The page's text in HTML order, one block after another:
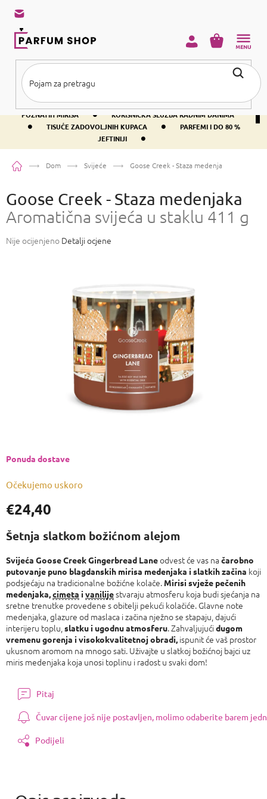
sadržaj
BESPLATNA DOSTAVA IZNAD PRIBLIŽNO 37 € •
400+ SVJETSKI
POZNATIH MIRISA
• KORISNIČKA SLUŽBA RADNIM DANIMA
• TISUĆE ZADOVOLJNIH KUPACA •
PARFEMI I DO 80 %
JEFTINIJI
•
KOŠARICA
PočetnaDom Svijeće Goose Creek - Staza medenjaka
Goose Creek - Staza medenjaka
Aromatična svijeća u staklu 411 g
Prosječna
Nije ocijenjeno Detalji ocjene
€24,40
cijenu:
Očekujemo uskoro
Ponuda dostave
Šetnja slatkom božićnom alejom
Svijeća Goose Creek Gingerbread Laneodvest će vas na čarobno
putovanje puno blagdanskih mirisa medenjaka i slatkih začina koji
podsjećaju na tradicionalne božićne kolače. Mirisi svježe pečenih
medenjaka,cimeta i vanilijestvaraju atmosferu koja budi sjećanja na
sretne trenutke provedene s obitelji pekući kolačiće. Glavne note
medenjaka, glazure od maslaca i začina nježno se stapaju, dajući
interijeru toplu, slatku i ugodnu atmosferu. Zahvaljujućidugom
vremenu gorenja i visokokvalitetnoj obradi, ispunit će vaš prostor
ukusnom aromom na mnogo sati. Uživajte u slatkoj božićnoj bajci uz
miris medenjaka koja unosi toplinu i radost u svaki dom!
Pitaj
Čuvar cijene još nije postavljen, molimo odaberite barem
Podijeli